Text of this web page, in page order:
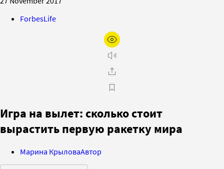
ForbesLife
Игра на вылет: сколько стоит
вырастить первую ракетку мира
Марина КрыловаАвтор